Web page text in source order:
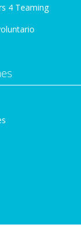
4 Teaming